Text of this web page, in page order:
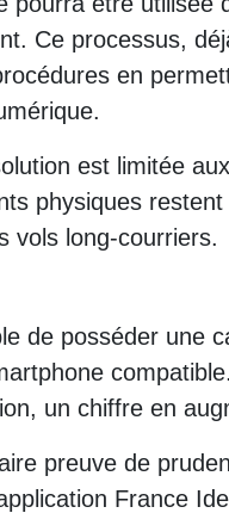
Ce processus,
en
est limitée
physiques
vols long-courriers.
de posséder une
un chiffre en
preuve de
France